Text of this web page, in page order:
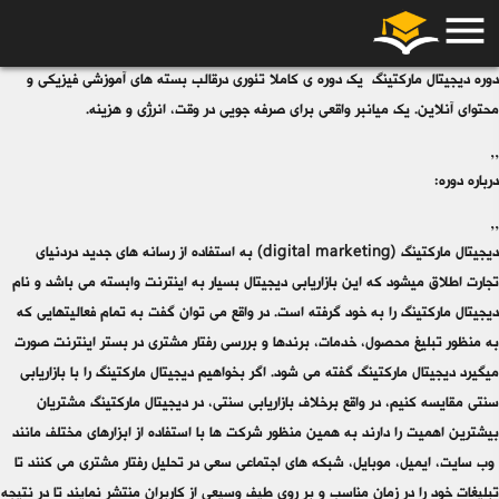
دوره دیجیتال مارکتینگ یک دوره ی کاملا تئوری درقالب بسته های آموزشی فیزیکی و
محتوای آنلاین. یک میانبر واقعی برای صرفه جویی در وقت، انرژی و هزینه.
,,
درباره دوره:
,,
دیجیتال مارکتینگ (digital marketing) به استفاده از رسانه‏ های جدید دردنیای
تجارت اطلاق میشود که این بازاریابی دیجیتال بسیار به اینترنت وابسته می باشد و نام
دیجیتال مارکتینگ را به خود گرفته است. در واقع می توان گفت به تمام فعالیتهایی که
به منظور تبلیغ محصول، خدمات، برندها و بررسی رفتار مشتری در بستر اینترنت صورت
میگیرد دیجیتال مارکتینگ گفته می شود. اگر بخواهیم دیجیتال مارکتینگ را با بازاریابی
سنتی مقایسه کنیم، در واقع برخلاف بازاریابی سنتی، در دیجیتال مارکتینگ مشتریان
بیشترین اهمیت را دارند به همین منظور شرکت ها با استفاده از ابزارهای مختلف مانند
وب سایت، ایمیل، موبایل، شبکه های اجتماعی سعی در تحلیل رفتار مشتری می کنند تا
تبلیغات خود را در زمان مناسب و بر روی طیف وسیعی از کاربران منتشر نمایند تا در نتیجه
menu